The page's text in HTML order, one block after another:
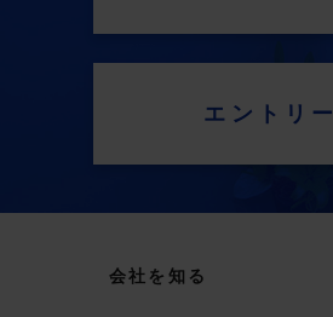
エントリー
会社を知る